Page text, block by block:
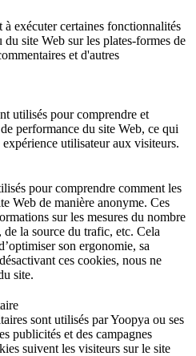
exécuter certaines fonctionnalités
site Web sur les plates-formes de
et d'autres
utilisés pour comprendre et
performance du site Web, ce qui
utilisateur aux visiteurs.
pour comprendre comment les
Web de manière anonyme. Ces
sur les mesures du nombre
la source du trafic, etc. Cela
son ergonomie, sa
ces cookies, nous ne
site.
sont utilisés par Yoopya ou ses
publicités et des campagnes
suivent les visiteurs sur le site